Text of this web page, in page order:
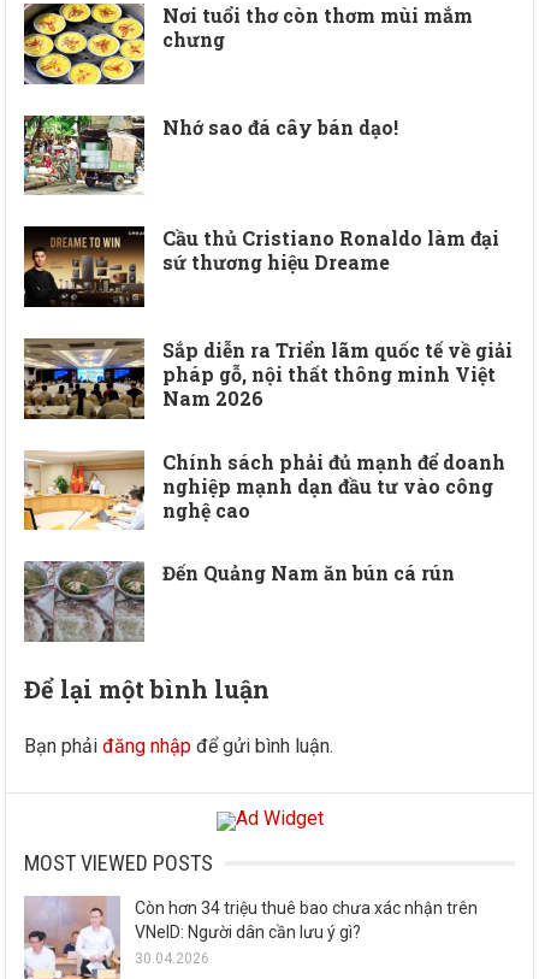
Nơi tuổi thơ còn thơm mùi mắm
chưng
Nhớ sao đá cây bán dạo!
Cầu thủ Cristiano Ronaldo làm đại
sứ thương hiệu Dreame
Sắp diễn ra Triển lãm quốc tế về giải
pháp gỗ, nội thất thông minh Việt
Nam 2026
Chính sách phải đủ mạnh để doanh
nghiệp mạnh dạn đầu tư vào công
nghệ cao
Đến Quảng Nam ăn bún cá rún
Để lại một bình luận
Bạn phảiđăng nhập để gửi bình luận.
MOST VIEWED POSTS
Còn hơn 34 triệu thuê bao chưa xác nhận trên
VNeID: Người dân cần lưu ý gì?
30.04.2026